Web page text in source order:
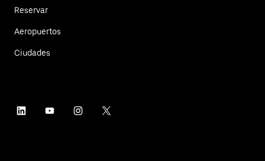
Reservar
Aeropuertos
Ciudades